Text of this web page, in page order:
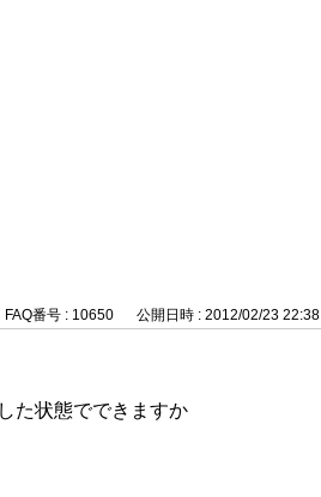
FAQ番号 : 10650 公開日時 : 2012/02/23 22:38
た状態でできますか